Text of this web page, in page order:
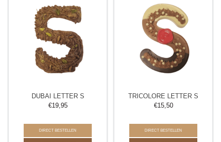
DUBAI LETTER S
€19,95
DIRECT BESTELLEN
TRICOLORE LETTER S
€15,50
DIRECT BESTELLEN